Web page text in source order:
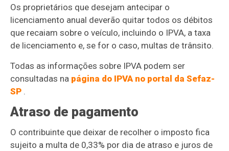
Os proprietários que desejam antecipar o
licenciamento anual deverão quitar todos os débitos
que recaiam sobre o veículo, incluindo o IPVA, a taxa
de licenciamento e, se for o caso, multas de trânsito.
Todas as informações sobre IPVA podem ser
consultadas na página do IPVA no portal da Sefaz-
SP .
Atraso de pagamento
O contribuinte que deixar de recolher o imposto fica
sujeito a multa de 0,33% por dia de atraso e juros de